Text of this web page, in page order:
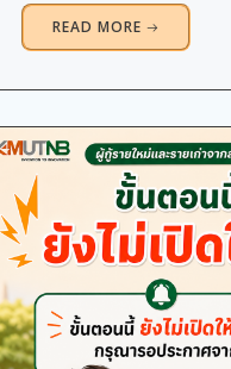
READ MORE